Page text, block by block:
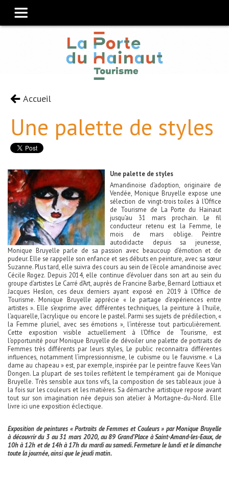
Accueil
Une palette de styles
Une palette de styles
Amandinoise d’adoption, originaire de
Vendée, Monique Bruyelle expose une
sélection de vingt-trois toiles à l’Office
de Tourisme de La Porte du Hainaut
jusqu’au 31 mars prochain. Le fil
conducteur retenu est la Femme, le
mois de mars oblige. Peintre
autodidacte depuis sa jeunesse,
Monique Bruyelle parle de sa passion avec beaucoup d’émotion et de
pudeur. Elle se rappelle son enfance et ses débuts en peinture, avec sa sœur
Suzanne. Plus tard, elle suivra des cours au sein de l’école amandinoise avec
Cécile Rogez. Depuis 2014, elle continue d’évoluer dans son art au sein du
groupe d’artistes Le Carré d’Art, auprès de Francine Barbe, Bernard Lottiaux et
Jacques Heslon, ces deux derniers ayant exposé en 2019 à l’Office de
Tourisme. Monique Bruyelle apprécie « le partage d’expériences entre
artistes ». Elle s’exprime avec différentes techniques, la peinture à l’huile,
l’aquarelle, l’acrylique ou encore le pastel. Parmi ses sujets de prédilection, «
la Femme pluriel, avec ses émotions », l’intéresse tout particulièrement.
Cette exposition visible actuellement à l’Office de Tourisme, est
l’opportunité pour Monique Bruyelle de dévoiler une palette de portraits de
Femmes très différents par leurs styles, Le public reconnaitra différentes
influences, notamment l’impressionnisme, le cubisme ou le fauvisme. « La
dame au chapeau » est, par exemple, inspirée par le peintre fauve Kees Van
Dongen. La plupart de ses toiles reflètent le tempérament gai de Monique
Bruyelle. Très sensible aux tons vifs, la composition de ses tableaux joue à
la fois sur les couleurs et les matières. Sa démarche artistique repose avant
tout sur son imagination née depuis son atelier à Mortagne-du-Nord. Elle
livre ici une exposition éclectique.
Exposition de peintures « Portraits de Femmes et Couleurs » par Monique Bruyelle
à découvrir du 3 au 31 mars 2020, au 89 Grand’Place à Saint-Amand-les-Eaux, de
10h à 12h et de 14h à 17h du mardi au samedi. Fermeture le lundi et le dimanche
toute la journée, ainsi que le jeudi matin.